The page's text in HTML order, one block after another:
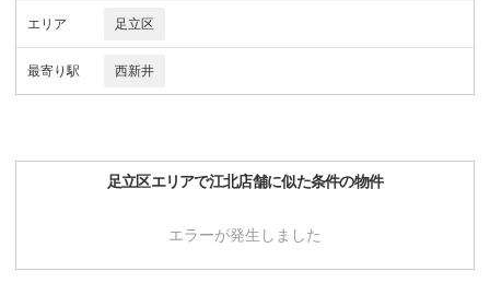
エリア 足立区
最寄り駅 西新井
足立区エリアで江北店舗に似た条件の物件
エラーが発生しました